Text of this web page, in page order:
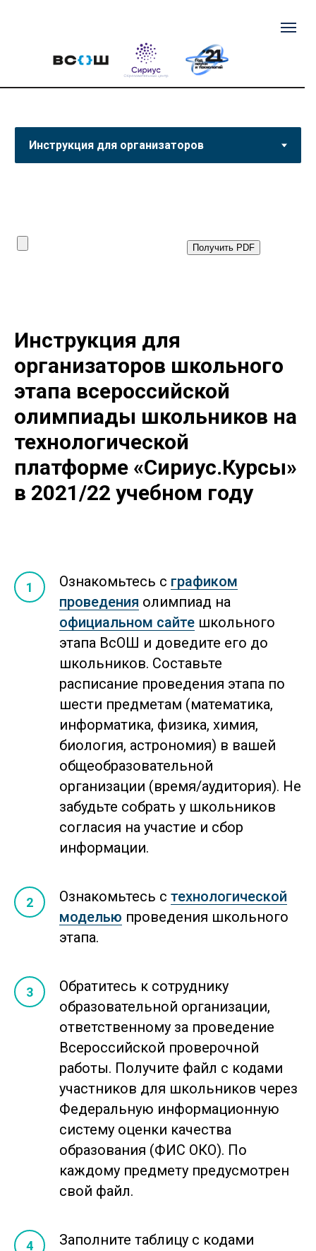
Регистрация откроется
не позднее 10 апреля
Инструкция для
организаторов школьного
этапа всероссийской
олимпиады школьников на
технологической
платформе «Сириус.Курсы»
в 2021/22 учебном году
Ознакомьтесь с графиком
проведения олимпиад на
официальном сайте школьного
этапа ВсОШ и доведите его до
школьников. Составьте
расписание проведения этапа по
шести предметам (математика,
информатика, физика, химия,
биология, астрономия) в вашей
общеобразовательной
организации (время/аудитория). Не
забудьте собрать у школьников
согласия на участие и сбор
информации.
Ознакомьтесь с технологической
моделью проведения школьного
этапа.
Обратитесь к сотруднику
образовательной организации,
ответственному за проведение
Всероссийской проверочной
работы. Получите файл с кодами
участников для школьников через
Федеральную информационную
систему оценки качества
образования (ФИС ОКО). По
каждому предмету предусмотрен
свой файл.
Заполните таблицу с кодами